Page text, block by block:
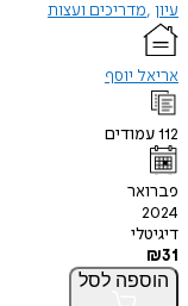
עיון מדריכים ועצות
אריאל יוסף
112עמודים
פברואר
2024
דיגיטלי
₪31
הוספה לסל